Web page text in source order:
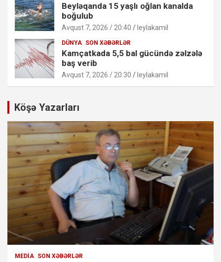
Beyləqanda 15 yaşlı oğlan kanalda
boğulub
Avqust 7, 2026 / 20:40 leylakamil
DÜNYA SON XƏBƏRLƏR
Kamçatkada 5,5 bal gücündə zəlzələ
baş verib
Avqust 7, 2026 / 20:30 leylakamil
Köşə Yazarları
MEDIA SON XƏBƏRLƏR